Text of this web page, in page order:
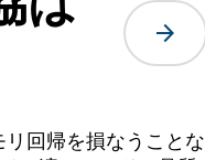
arrow_forward
回帰を損なうことな